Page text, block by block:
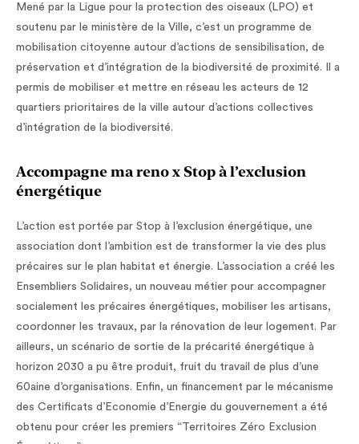
Mené par la Ligue pour la protection des oiseaux (LPO) et
soutenu par le ministère de la Ville, c’est un programme de
mobilisation citoyenne autour d’actions de sensibilisation, de
préservation et d’intégration de la biodiversité de proximité. Il a
permis de mobiliser et mettre en réseau les acteurs de 12
quartiers prioritaires de la ville autour d’actions collectives
d’intégration de la biodiversité.
Accompagne ma reno x Stop à l’exclusion
énergétique
L’action est portée par Stop à l’exclusion énergétique, une
association dont l’ambition est de transformer la vie des plus
précaires sur le plan habitat et énergie. L’association a créé les
Ensembliers Solidaires, un nouveau métier pour accompagner
socialement les précaires énergétiques, mobiliser les artisans,
coordonner les travaux, par la rénovation de leur logement. Par
ailleurs, un scénario de sortie de la précarité énergétique à
horizon 2030 a pu être produit, fruit du travail de plus d’une
60aine d’organisations. Enfin, un financement par le mécanisme
des Certificats d’Economie d’Energie du gouvernement a été
obtenu pour créer les premiers “Territoires Zéro Exclusion